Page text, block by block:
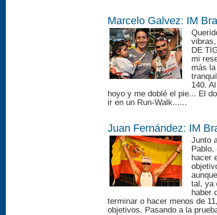
Marcelo Galvez: IM
vibras,
DE
mi
más
140.
hoyo y me doblé el pie... El
ir en un Run-Walk......
Juan Fernández: IM
Junto
Pablo,
hacer
tal, ya
haber
terminar o hacer menos de
objetivos. Pasando a la